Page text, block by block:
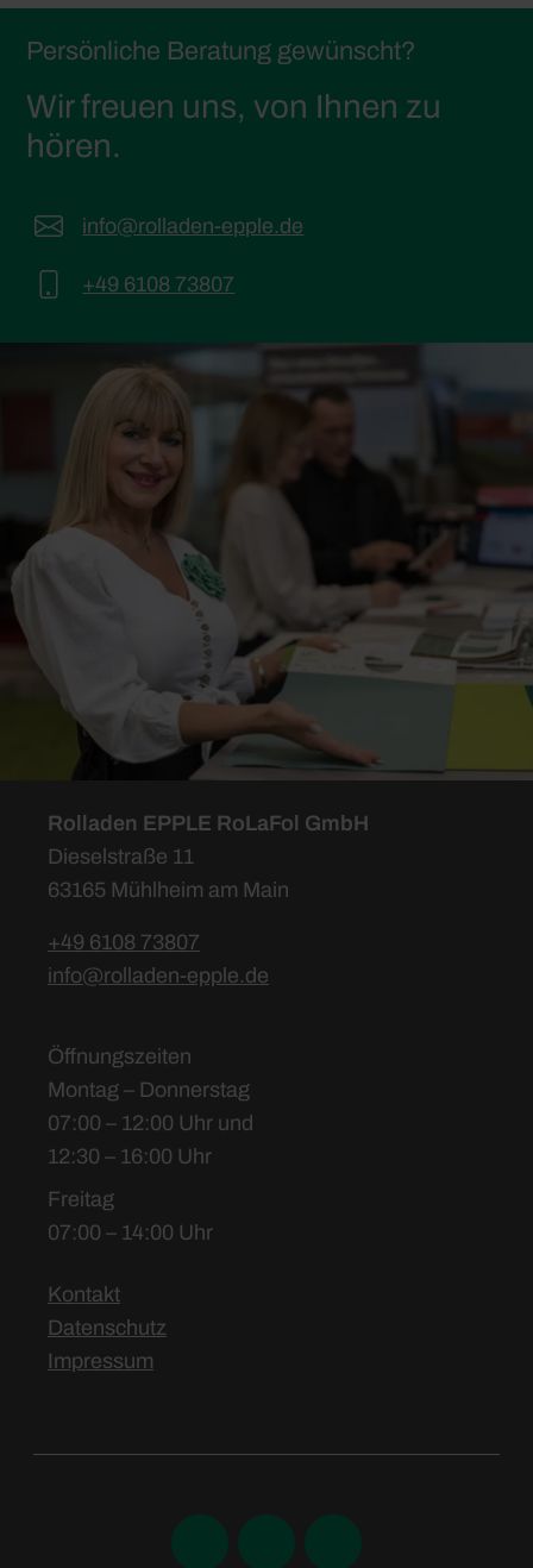
Persönliche Beratung gewünscht?
Wir freuen uns, von Ihnen zu
hören.
info@rolladen-epple.de
+49 6108 73807
Rolladen EPPLE RoLaFol GmbH
Dieselstraße 11
63165 Mühlheim am Main
+49 6108 73807
info@rolladen-epple.de
Öffnungszeiten
Montag – Donnerstag
07:00 – 12:00 Uhr und
12:30 – 16:00 Uhr
Freitag
07:00 – 14:00 Uhr
Kontakt
Datenschutz
Impressum